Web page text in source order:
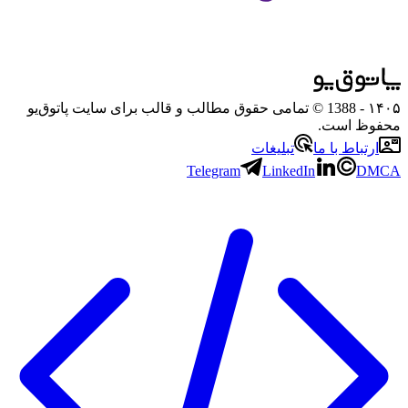
۱۴۰۵
- 1388 © تمامی حقوق مطالب و قالب برای سایت پاتوق‌یو
محفوظ است.
ارتباط با ما
تبلیغات
Telegram
LinkedIn DMCA